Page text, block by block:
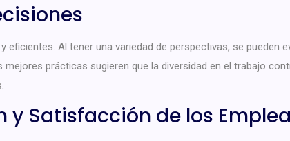
Al tener una variedad de perspectivas, se pueden
prácticas sugieren que la diversidad en el trabajo
y Satisfacción de los